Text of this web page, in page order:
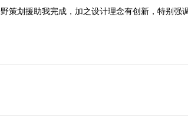
策划援助我完成，加之设计理念有创新，特别强